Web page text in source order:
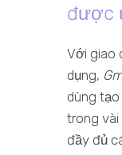
được
Với giao
dụng,
dùng tạo
trong vài
đầy đủ